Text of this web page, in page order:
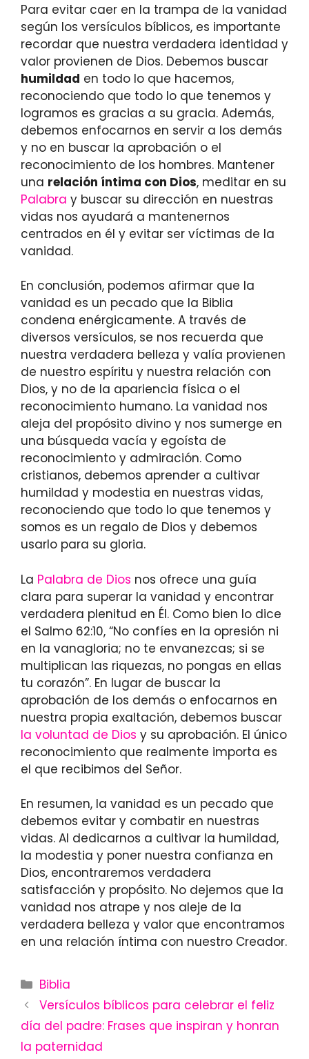
Para evitar caer en la trampa de la vanidad
según los versículos bíblicos, es importante
recordar que nuestra verdadera identidad y
valor provienen de Dios. Debemos buscar
humildad en todo lo que hacemos,
reconociendo que todo lo que tenemos y
logramos es gracias a su gracia. Además,
debemos enfocarnos en servir a los demás
y no en buscar la aprobación o el
reconocimiento de los hombres. Mantener
una relación íntima con Dios, meditar en su
Palabra y buscar su dirección en nuestras
vidas nos ayudará a mantenernos
centrados en él y evitar ser víctimas de la
vanidad.
En conclusión, podemos afirmar que la
vanidad es un pecado que la Biblia
condena enérgicamente. A través de
diversos versículos, se nos recuerda que
nuestra verdadera belleza y valía provienen
de nuestro espíritu y nuestra relación con
Dios, y no de la apariencia física o el
reconocimiento humano. La vanidad nos
aleja del propósito divino y nos sumerge en
una búsqueda vacía y egoísta de
reconocimiento y admiración. Como
cristianos, debemos aprender a cultivar
humildad y modestia en nuestras vidas,
reconociendo que todo lo que tenemos y
somos es un regalo de Dios y debemos
usarlo para su gloria.
La Palabra de Dios nos ofrece una guía
clara para superar la vanidad y encontrar
verdadera plenitud en Él. Como bien lo dice
el Salmo 62:10, “No confíes en la opresión ni
en la vanagloria; no te envanezcas; si se
multiplican las riquezas, no pongas en ellas
tu corazón”. En lugar de buscar la
aprobación de los demás o enfocarnos en
nuestra propia exaltación, debemos buscar
la voluntad de Dios y su aprobación. El único
reconocimiento que realmente importa es
el que recibimos del Señor.
En resumen, la vanidad es un pecado que
debemos evitar y combatir en nuestras
vidas. Al dedicarnos a cultivar la humildad,
la modestia y poner nuestra confianza en
Dios, encontraremos verdadera
satisfacción y propósito. No dejemos que la
vanidad nos atrape y nos aleje de la
verdadera belleza y valor que encontramos
en una relación íntima con nuestro Creador.
Categories
Biblia
Versículos bíblicos para celebrar el feliz
día del padre: Frases que inspiran y honran
la paternidad